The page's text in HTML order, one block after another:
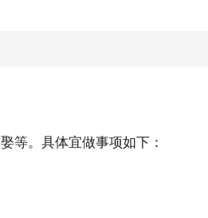
等。具体宜做事项如下：